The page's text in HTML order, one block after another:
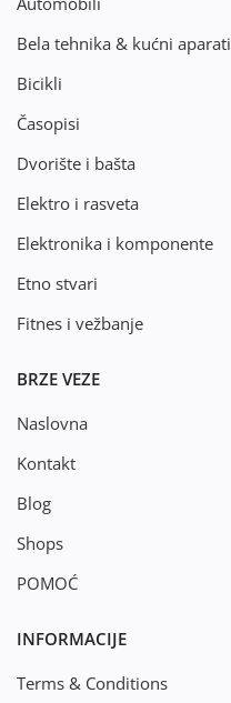
Bela tehnika & kućni aparati
Bicikli
Časopisi
Dvorište i bašta
Elektro i rasveta
Elektronika i komponente
Etno stvari
Fitnes i vežbanje
BRZE VEZE
Naslovna
Kontakt
Blog
Shops
POMOĆ
INFORMACIJE
Terms & Conditions